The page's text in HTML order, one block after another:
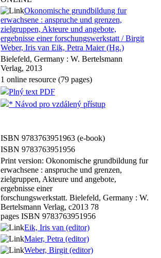
Okonomische grundbildung fur
erwachsene : anspruche und grenzen,
zielgruppen, Akteure und angebote,
ergebnisse einer forschungswerkstatt / Birgit
Weber, Iris van Eik, Petra Maier (Hg.)
Bielefeld, Germany : W. Bertelsmann
Verlag, 2013
1 online resource (79 pages)
Plný text PDF
* Návod pro vzdálený přístup
ISBN 9783763951963 (e-book)
ISBN 9783763951956
Print version: Okonomische grundbildung fur
erwachsene : anspruche und grenzen,
zielgruppen, Akteure und angebote,
ergebnisse einer
forschungswerkstatt. Bielefeld, Germany : W.
Bertelsmann Verlag, c2013 78
pages ISBN 9783763951956
Eik, Iris van (editor)
Maier, Petra (editor)
Weber, Birgit (editor)